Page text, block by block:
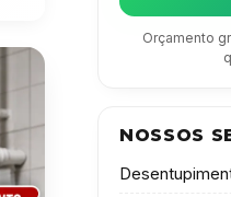
Orçamento
NOSSOS